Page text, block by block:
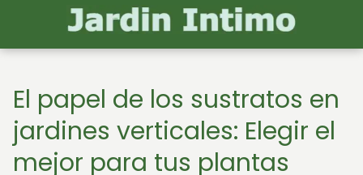
El papel de los sustratos en
jardines verticales: Elegir el
mejor para tus plantas